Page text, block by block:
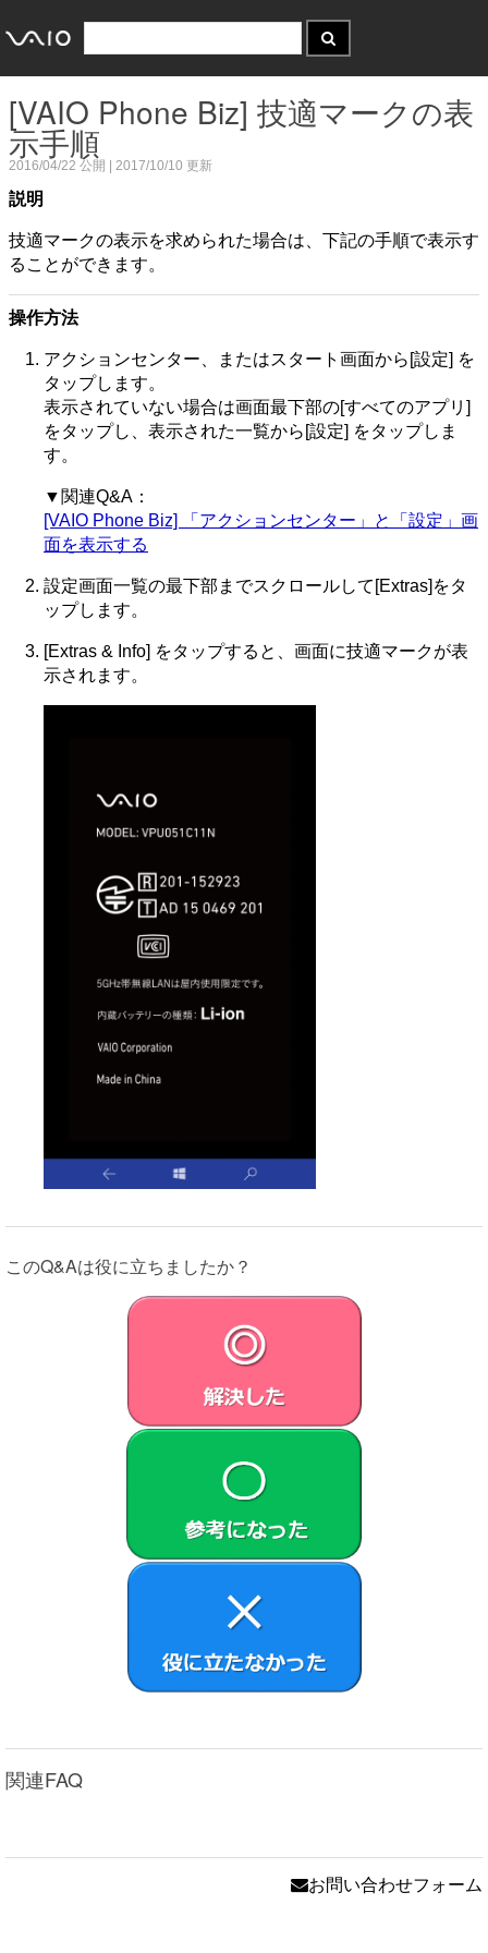
[VAIO Phone Biz] 技適マークの表
示手順
2016/04/22 公開 | 2017/10/10 更新
説明
技適マークの表示を求められた場合は、下記の手順で表示す
ることができます。
操作方法
アクションセンター、またはスタート画面から[設定] を
タップします。
表示されていない場合は画面最下部の[すべてのアプリ]
をタップし、表示された一覧から[設定] をタップしま
す。
▼関連Q&A：
[VAIO Phone Biz] 「アクションセンター」と「設定」画
面を表示する
設定画面一覧の最下部までスクロールして[Extras]をタ
ップします。
[Extras & Info] をタップすると、画面に技適マークが表
示されます。
このQ&Aは役に立ちましたか？
関連FAQ
お問い合わせフォーム